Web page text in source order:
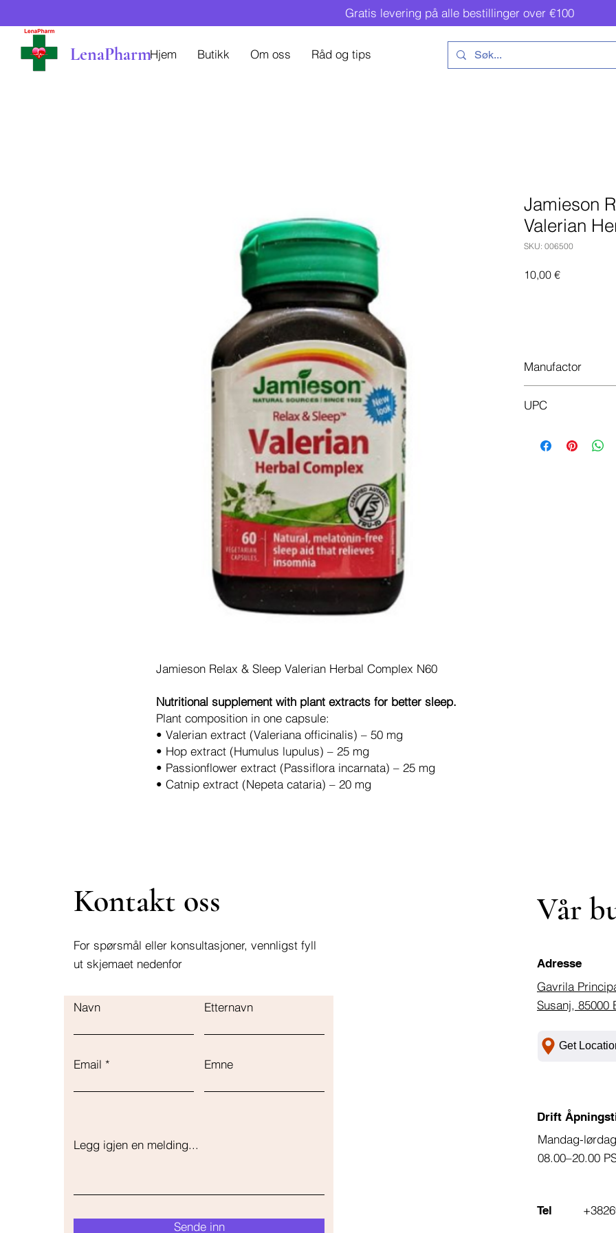
Gratis levering på alle bestillinger over €100
LenaPharmHjem Butikk Om oss Råd og tips
Jamieson Relax & Sleep Valerian Herbal Complex N60
Nutritional supplement with plant extracts for better sleep.
Plant composition in one capsule:
• Valerian extract (Valeriana officinalis) – 50 mg
• Hop extract (Humulus lupulus) – 25 mg
• Passionflower extract (Passiflora incarnata) – 25 mg
• Catnip extract (Nepeta cataria) – 20 mg
Jamieson
Valerian
SKU: 006500
10,00 €Pris
Manufactor
UPC
Kontakt oss
For spørsmål eller konsultasjoner, vennligst fyll
ut skjemaet nedenfor
Navn Etternavn
Email Emne
Legg igjen en melding...
Sende inn
Vår
Adresse
Gavrila
Susanj, 85000
Get
Drift
Mandag-lørdag
08.00–20.00
Tel